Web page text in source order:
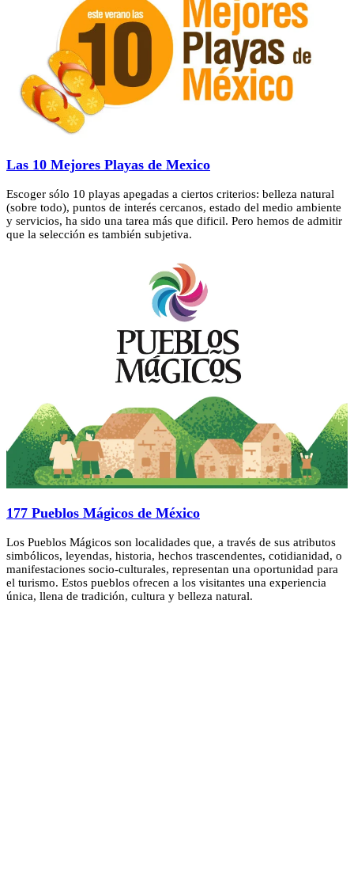
Las 10 Mejores Playas de Mexico
Escoger sólo 10 playas apegadas a ciertos criterios: belleza natural
(sobre todo), puntos de interés cercanos, estado del medio ambiente
y servicios, ha sido una tarea más que dificil. Pero hemos de admitir
que la selección es también subjetiva.
177 Pueblos Mágicos de México
Los Pueblos Mágicos son localidades que, a través de sus atributos
simbólicos, leyendas, historia, hechos trascendentes, cotidianidad, o
manifestaciones socio-culturales, representan una oportunidad para
el turismo. Estos pueblos ofrecen a los visitantes una experiencia
única, llena de tradición, cultura y belleza natural.